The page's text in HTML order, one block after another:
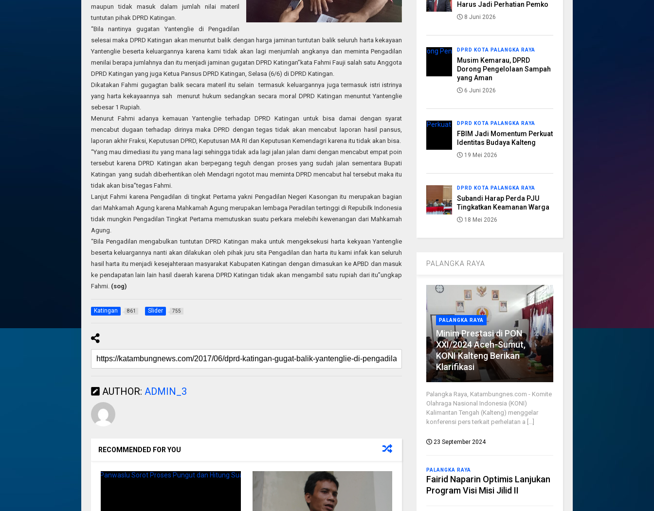
maupun tidak masuk dalam jumlah nilai materil
tuntutan pihak DPRD Katingan.
“Bila nantinya gugatan Yantenglie di Pengadilan
selesai maka DPRD Katingan akan menuntut balik dengan harga jaminan tuntutan balik seluruh harta kekayaan
Yantenglie beserta keluargannya karena kami tidak akan lagi menjumlah angkanya dan meminta Pengadilan
menilai berapa jumlahnya dan itu menjadi jaminan gugatan DPRD Katingan”kata Fahmi Fauji salah satu Anggota
DPRD Katingan yang juga Ketua Pansus DPRD Katingan, Selasa (6/6) di DPRD Katingan.
Dikatakan Fahmi gugagtan balik secara materil itu selain termasuk keluargannya juga termasuk istri istrinya
yang harta kekayaannya sah menurut hukum sedangkan secara moral DPRD Katingan menuntut Yantenglie
sebesar 1 Rupiah.
Menurut Fahmi adanya kemauan Yantenglie terhadap DPRD Katingan untuk bisa damai dengan syarat
mencabut dugaan terhadap dirinya maka DPRD dengan tegas tidak akan mencabut laporan hasil pansus,
laporan akhir Fraksi, Keputusan DPRD, Keputusan MA RI dan Keputusan Kemendagri karena itu tidak akan bisa.
“Yang mau dimediasi itu yang mana lagi sehingga tidak ada lagi jalan jalan dami dengan mencabut empat poin
tersebut karena DPRD Katingan akan berpegang teguh dengan proses yang sudah jalan sementara Bupati
Katingan yang sudah diberhentikan oleh Mendagri ngotot mau meminta DPRD mencabut hal tersebut maka itu
tidak akan bisa”tegas Fahmi.
Lanjut Fahmi karena Pengadilan di tingkat Pertama yakni Pengadilan Negeri Kasongan itu merupakan bagian
dari Mahkamah Agung karena Mahkamah Agung merupakan lembaga Peradilan tertinggi di Repubilk Indonesia
tidak mungkin Pengadilan Tingkat Pertama memutuskan suatu perkara melebihi kewenangan dari Mahkamah
Agung.
“Bila Pengadilan mengabulkan tuntutan DPRD Katingan maka untuk mengeksekusi harta kekyaan Yantenglie
beserta keluargannya nanti akan dilakukan oleh pihak juru sita Pengadilan dan harta itu kami infak kan seluruh
hasil harta itu menjadi kesejahteraan masyarakat Kabupaten Katingan dengan dimasukan ke APBD dan masuk
ke pendapatan lain lain hasil daerah karena DPRD Katingan tidak akan mengambil satu rupiah dari itu”ungkap
Fahmi. (sog)
Katingan 861 Slider 755
AUTHOR: ADMIN_3
RECOMMENDED FOR YOU
Harus Jadi Perhatian Pemko
8 Juni 2026
DPRD KOTA PALANGKA RAYA
Musim Kemarau, DPRD
Dorong Pengelolaan Sampah
yang Aman
6 Juni 2026
DPRD KOTA PALANGKA RAYA
FBIM Jadi Momentum Perkuat
Identitas Budaya Kalteng
19 Mei 2026
DPRD KOTA PALANGKA RAYA
Subandi Harap Perda PJU
Tingkatkan Keamanan Warga
18 Mei 2026
PALANGKA RAYA
PALANGKA RAYA
Minim Prestasi di PON
XXI/2024 Aceh-Sumut,
KONI Kalteng Berikan
Klarifikasi
Palangka Raya, Katambungnes.com - Komite
Olahraga Nasional Indonesia (KONI)
Kalimantan Tengah (Kalteng) menggelar
konferensi pers terkait perhelatan a [...]
23 September 2024
PALANGKA RAYA
Fairid Naparin Optimis Lanjukan
Program Visi Misi Jilid II